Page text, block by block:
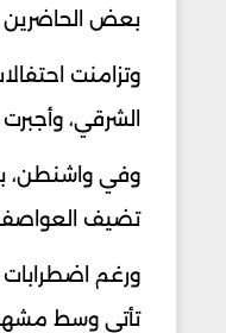
بعض الحاضرين
الشرقي،
تضيف العواصف
ورغم اضطرابات
تأتي وسط